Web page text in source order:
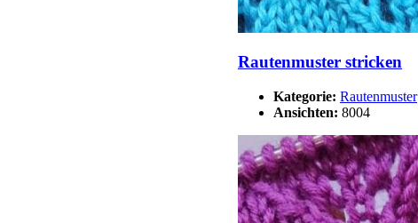
Rautenmuster stricken
Kategorie: Rautenmuster
Ansichten: 8004